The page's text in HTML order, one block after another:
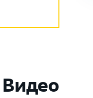
Видео